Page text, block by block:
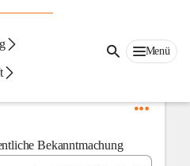
Menü
Bekanntmachung